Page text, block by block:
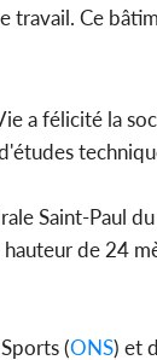
travail. Ce
a félicité la
Saint-Paul du
de 24
(ONS) et